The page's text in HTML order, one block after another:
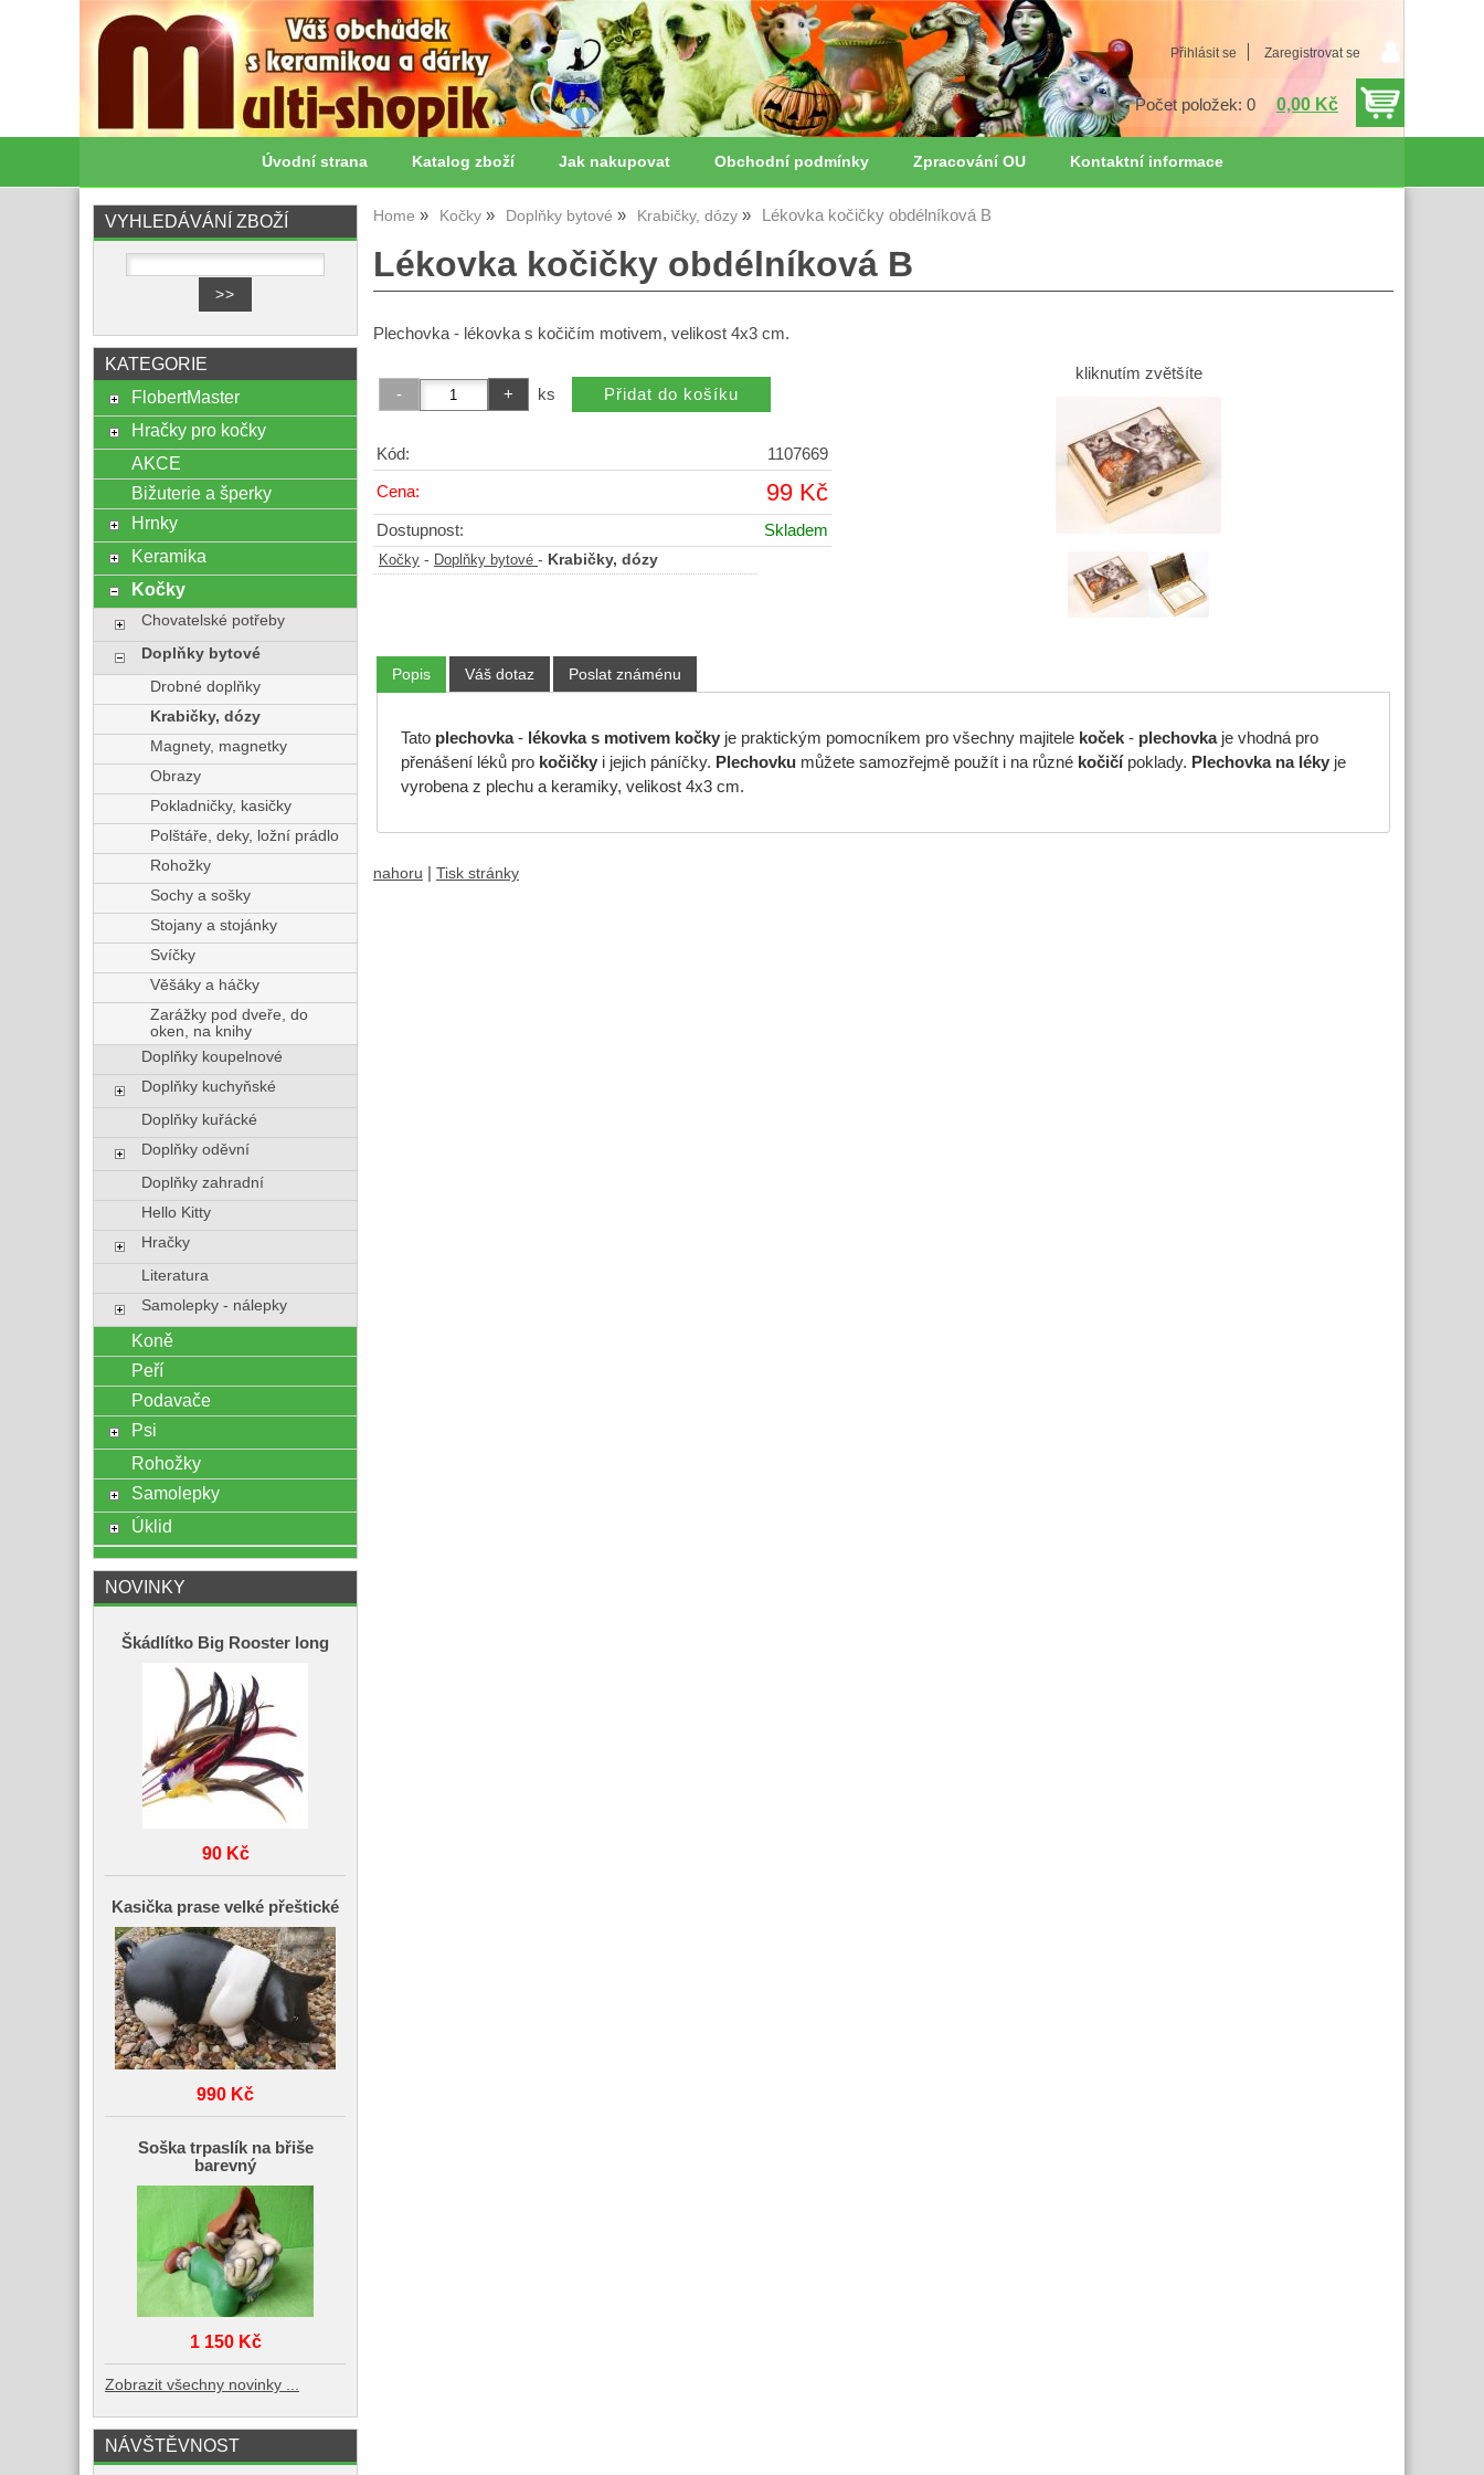
Přihlásit se Zaregistrovat se
Počet položek: 0 0,00 Kč
Úvodní strana Katalog zboží Jak nakupovat Obchodní podmínky Zpracování OU Kontaktní informace
Home Kočky Doplňky bytové Krabičky, dózy Lékovka kočičky obdélníková B
Lékovka kočičky obdélníková B
Plechovka - lékovka s kočičím motivem, velikost 4x3 cm.
kliknutím zvětšíte
ks
Kód: 1107669
Cena: 99 Kč
Dostupnost: Skladem
Kočky - Doplňky bytové - Krabičky, dózy
Popis Váš dotaz Poslat známénu
Tato plechovka- lékovka s motivem kočkyje praktickým pomocníkem pro všechny majitele koček- plechovkaje vhodná pro
přenášení léků pro kočičkyi jejich páníčky. Plechovkumůžete samozřejmě použít i na různé kočičípoklady. Plechovka na lékyje
vyrobena z plechu a keramiky, velikost 4x3 cm.
nahoru Tisk stránky
VYHLEDÁVÁNÍ ZBOŽÍ
KATEGORIE
FlobertMaster
Hračky pro kočky
AKCE
Bižuterie a šperky
Hrnky
Keramika
Kočky
Chovatelské potřeby
Doplňky bytové
Drobné doplňky
Krabičky, dózy
Magnety, magnetky
Obrazy
Pokladničky, kasičky
Polštáře, deky, ložní prádlo
Rohožky
Sochy a sošky
Stojany a stojánky
Svíčky
Věšáky a háčky
Zarážky pod dveře, do
oken, na knihy
Doplňky koupelnové
Doplňky kuchyňské
Doplňky kuřácké
Doplňky oděvní
Doplňky zahradní
Hello Kitty
Hračky
Literatura
Samolepky - nálepky
Koně
Peří
Podavače
Psi
Rohožky
Samolepky
Úklid
NOVINKY
Škádlítko Big Rooster long
90 Kč
Kasička prase velké přeštické
990 Kč
Soška trpaslík na břiše
barevný
1 150 Kč
Zobrazit všechny novinky ...
NÁVŠTĚVNOST